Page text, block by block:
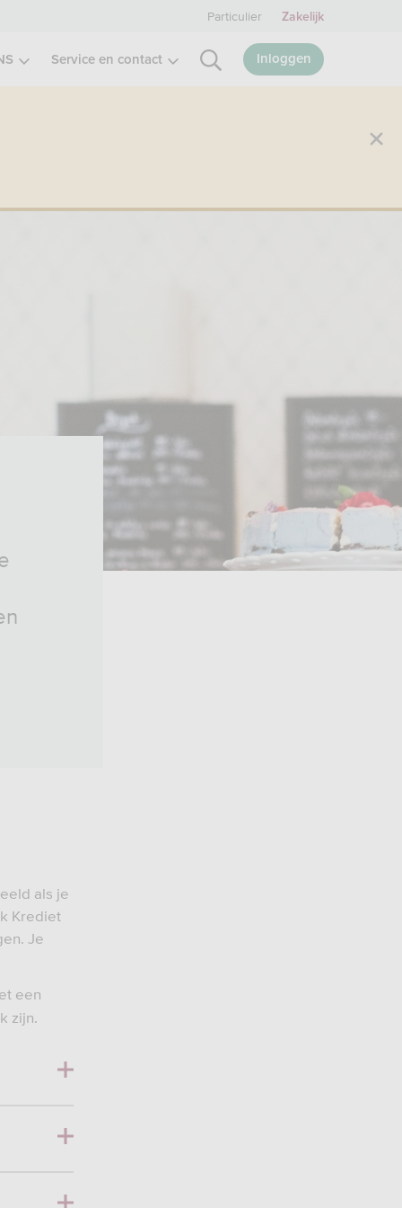
Service en contact Inloggen
Particulier Zakelijk
als je
Krediet
Je
een
zijn.